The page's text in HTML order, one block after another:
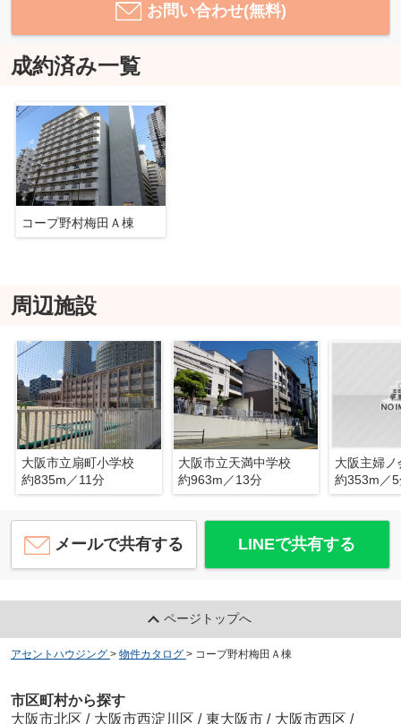
お問い合わせ(無料)
成約済み一覧
コープ野村梅田Ａ棟
周辺施設
大阪市立扇町小学校
約835m／11分
大阪市立天満中学校
約963m／13分
大阪主婦ノ
約353m／
メールで共有する LINEで共有する
ページトップへ
アセントハウジング > 物件カタログ > コープ野村梅田Ａ棟
市区町村から探す
大阪市北区 / 大阪市西淀川区 / 東大阪市 / 大阪市西区 /